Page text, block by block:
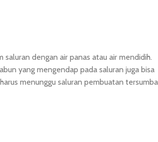
dengan air panas atau air mendidih.
yang mengendap pada saluran juga bisa
menunggu saluran pembuatan